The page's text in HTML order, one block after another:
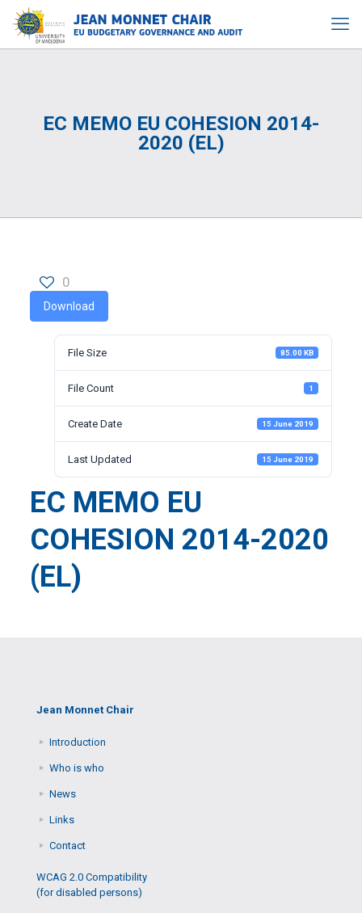
EC MEMO EU COHESION 2014-
2020 (EL)
0
Download
File Size 85.00 KB
File Count 1
Create Date 15 June 2019
Last Updated 15 June 2019
EC MEMO EU
COHESION 2014-2020
(EL)
Jean Monnet Chair
Introduction
Who is who
News
Links
Contact
WCAG 2.0 Compatibility
(for disabled persons)